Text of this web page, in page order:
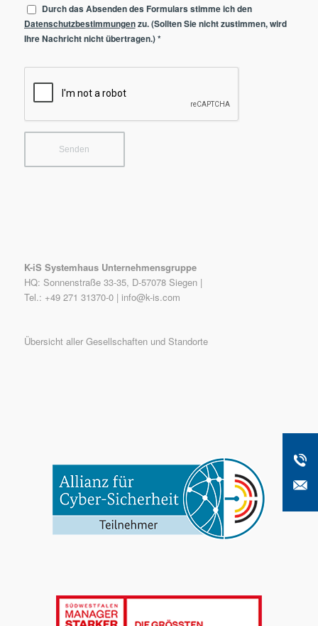
Durch das Absenden des Formulars stimme ich den
Datenschutzbestimmungenzu. (Sollten Sie nicht zustimmen, wird
Ihre Nachricht nicht übertragen.)*
K-iS Systemhaus Unternehmensgruppe
HQ: Sonnenstraße 33-35, D-57078 Siegen |
Tel.: +49 271 31370-0 | info@k-is.com
Übersicht aller Gesellschaften und Standorte